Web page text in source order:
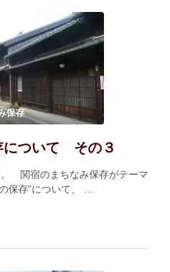
保存
について その３
関宿のまちなみ保存がテーマ
保存”について、 …